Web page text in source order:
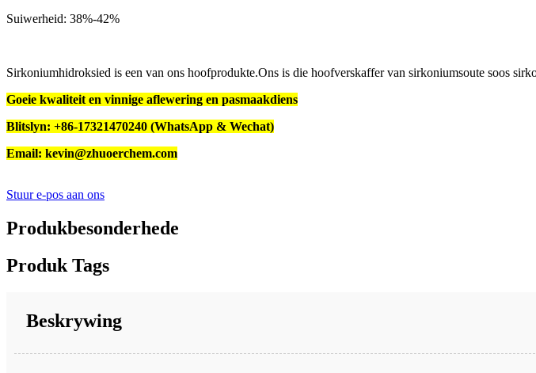
Suiwerheid: 38%-42%
Sirkoniumhidroksied is een van ons hoofprodukte.Ons is die hoofverskaffer van sirkoniumsoute soos
Goeie kwaliteit en vinnige aflewering en pasmaakdiens
Blitslyn: +86-17321470240 (WhatsApp & Wechat)
Email: kevin@zhuoerchem.com
Stuur e-pos aan ons
Produkbesonderhede
Produk Tags
Beskrywing